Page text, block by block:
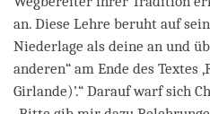
an. Diese Lehre beruht auf
Niederlage als deine an und
anderen“ am Ende des Textes
Girlande)’.“ Darauf warf sich